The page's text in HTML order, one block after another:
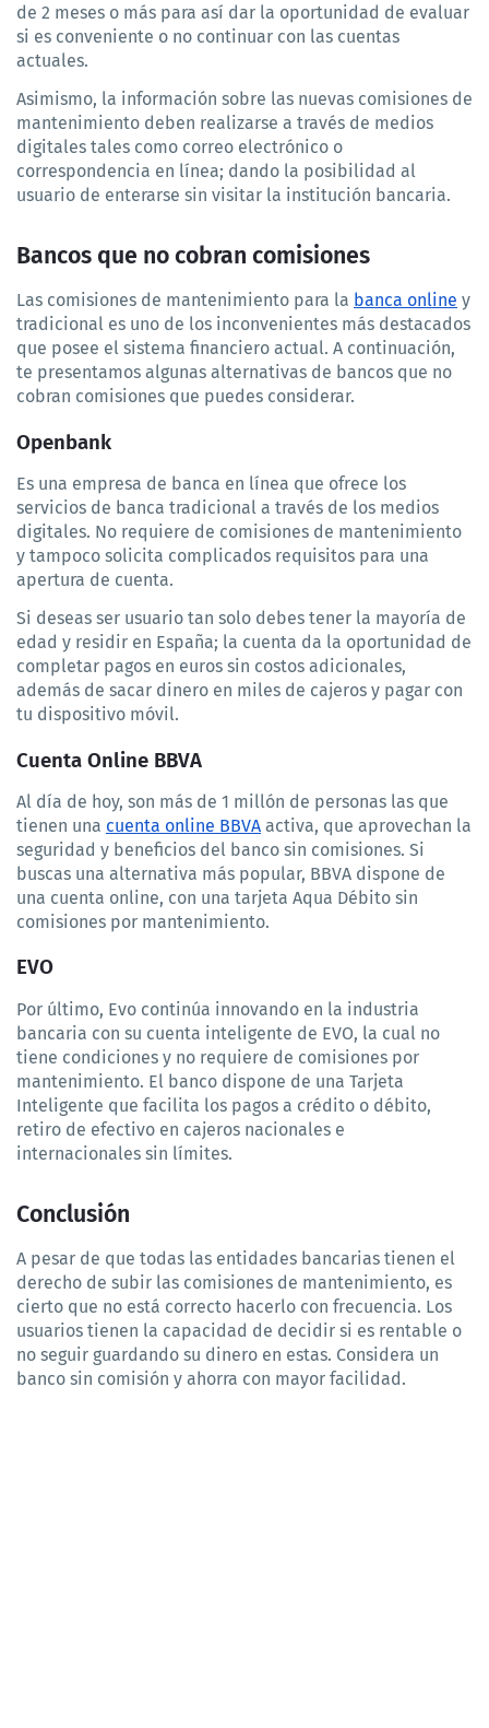
de 2 meses o más para así dar la oportunidad de evaluar
si es conveniente o no continuar con las cuentas
actuales.
Asimismo, la información sobre las nuevas comisiones de
mantenimiento deben realizarse a través de medios
digitales tales como correo electrónico o
correspondencia en línea; dando la posibilidad al
usuario de enterarse sin visitar la institución bancaria.
Bancos que no cobran comisiones
Las comisiones de mantenimiento para la banca online y
tradicional es uno de los inconvenientes más destacados
que posee el sistema financiero actual. A continuación,
te presentamos algunas alternativas de bancos que no
cobran comisiones que puedes considerar.
Openbank
Es una empresa de banca en línea que ofrece los
servicios de banca tradicional a través de los medios
digitales. No requiere de comisiones de mantenimiento
y tampoco solicita complicados requisitos para una
apertura de cuenta.
Si deseas ser usuario tan solo debes tener la mayoría de
edad y residir en España; la cuenta da la oportunidad de
completar pagos en euros sin costos adicionales,
además de sacar dinero en miles de cajeros y pagar con
tu dispositivo móvil.
Cuenta Online BBVA
Al día de hoy, son más de 1 millón de personas las que
tienen una cuenta online BBVA activa, que aprovechan la
seguridad y beneficios del banco sin comisiones. Si
buscas una alternativa más popular, BBVA dispone de
una cuenta online, con una tarjeta Aqua Débito sin
comisiones por mantenimiento.
EVO
Por último, Evo continúa innovando en la industria
bancaria con su cuenta inteligente de EVO, la cual no
tiene condiciones y no requiere de comisiones por
mantenimiento. El banco dispone de una Tarjeta
Inteligente que facilita los pagos a crédito o débito,
retiro de efectivo en cajeros nacionales e
internacionales sin límites.
Conclusión
A pesar de que todas las entidades bancarias tienen el
derecho de subir las comisiones de mantenimiento, es
cierto que no está correcto hacerlo con frecuencia. Los
usuarios tienen la capacidad de decidir si es rentable o
no seguir guardando su dinero en estas. Considera un
banco sin comisión y ahorra con mayor facilidad.